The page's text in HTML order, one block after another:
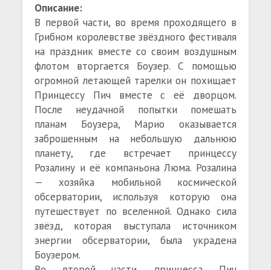
Описание:
В первой части, во время проходящего в
Грибном королевстве звёздного фестиваля
на праздник вместе со своим воздушным
флотом вторгается Боузер. С помощью
огромной летающей тарелки он похищает
Принцессу Пич вместе с её дворцом.
После неудачной попытки помешать
планам Боузера, Марио оказывается
заброшенным на небольшую дальнюю
планету, где встречает принцессу
Розалину и её компаньона Люма. Розалина
— хозяйка мобильной космической
обсерватории, используя которую она
путешествует по вселенной. Однако сила
звёзд, которая выступала источником
энергии обсерватории, была украдена
Боузером.